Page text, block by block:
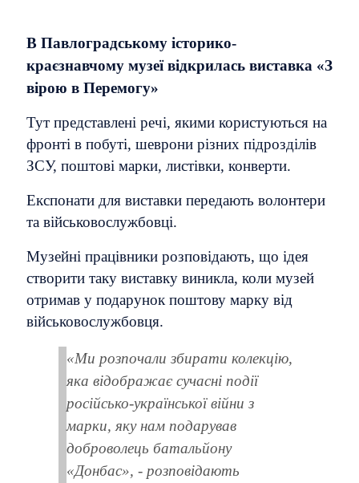
В Павлоградському історико-
краєзнавчому музеї відкрилась виставка «З
вірою в Перемогу»
Тут представлені речі, якими користуються на
фронті в побуті, шеврони різних підрозділів
ЗСУ, поштові марки, листівки, конверти.
Експонати для виставки передають волонтери
та військовослужбовці.
Музейні працівники розповідають, що ідея
створити таку виставку виникла, коли музей
отримав у подарунок поштову марку від
військовослужбовця.
«Ми розпочали збирати колекцію,
яка відображає сучасні події
російсько-української війни з
марки, яку нам подарував
доброволець батальйону
«Донбас», - розповідають